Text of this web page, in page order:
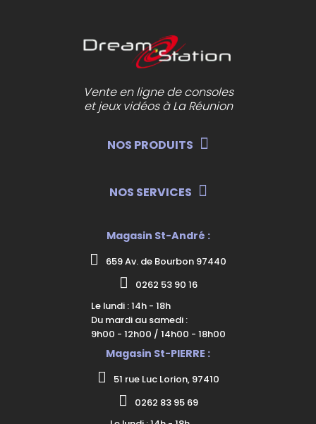
Vente en ligne de consoles
et jeux vidéos à La Réunion
NOS PRODUITS
NOS SERVICES
Magasin St-André :
659 Av. de Bourbon 97440
0262 53 90 16
Le lundi : 14h - 18h
Du mardi au samedi :
9h00 - 12h00 / 14h00 - 18h00
Magasin St-PIERRE :
51 rue Luc Lorion, 97410
0262 83 95 69